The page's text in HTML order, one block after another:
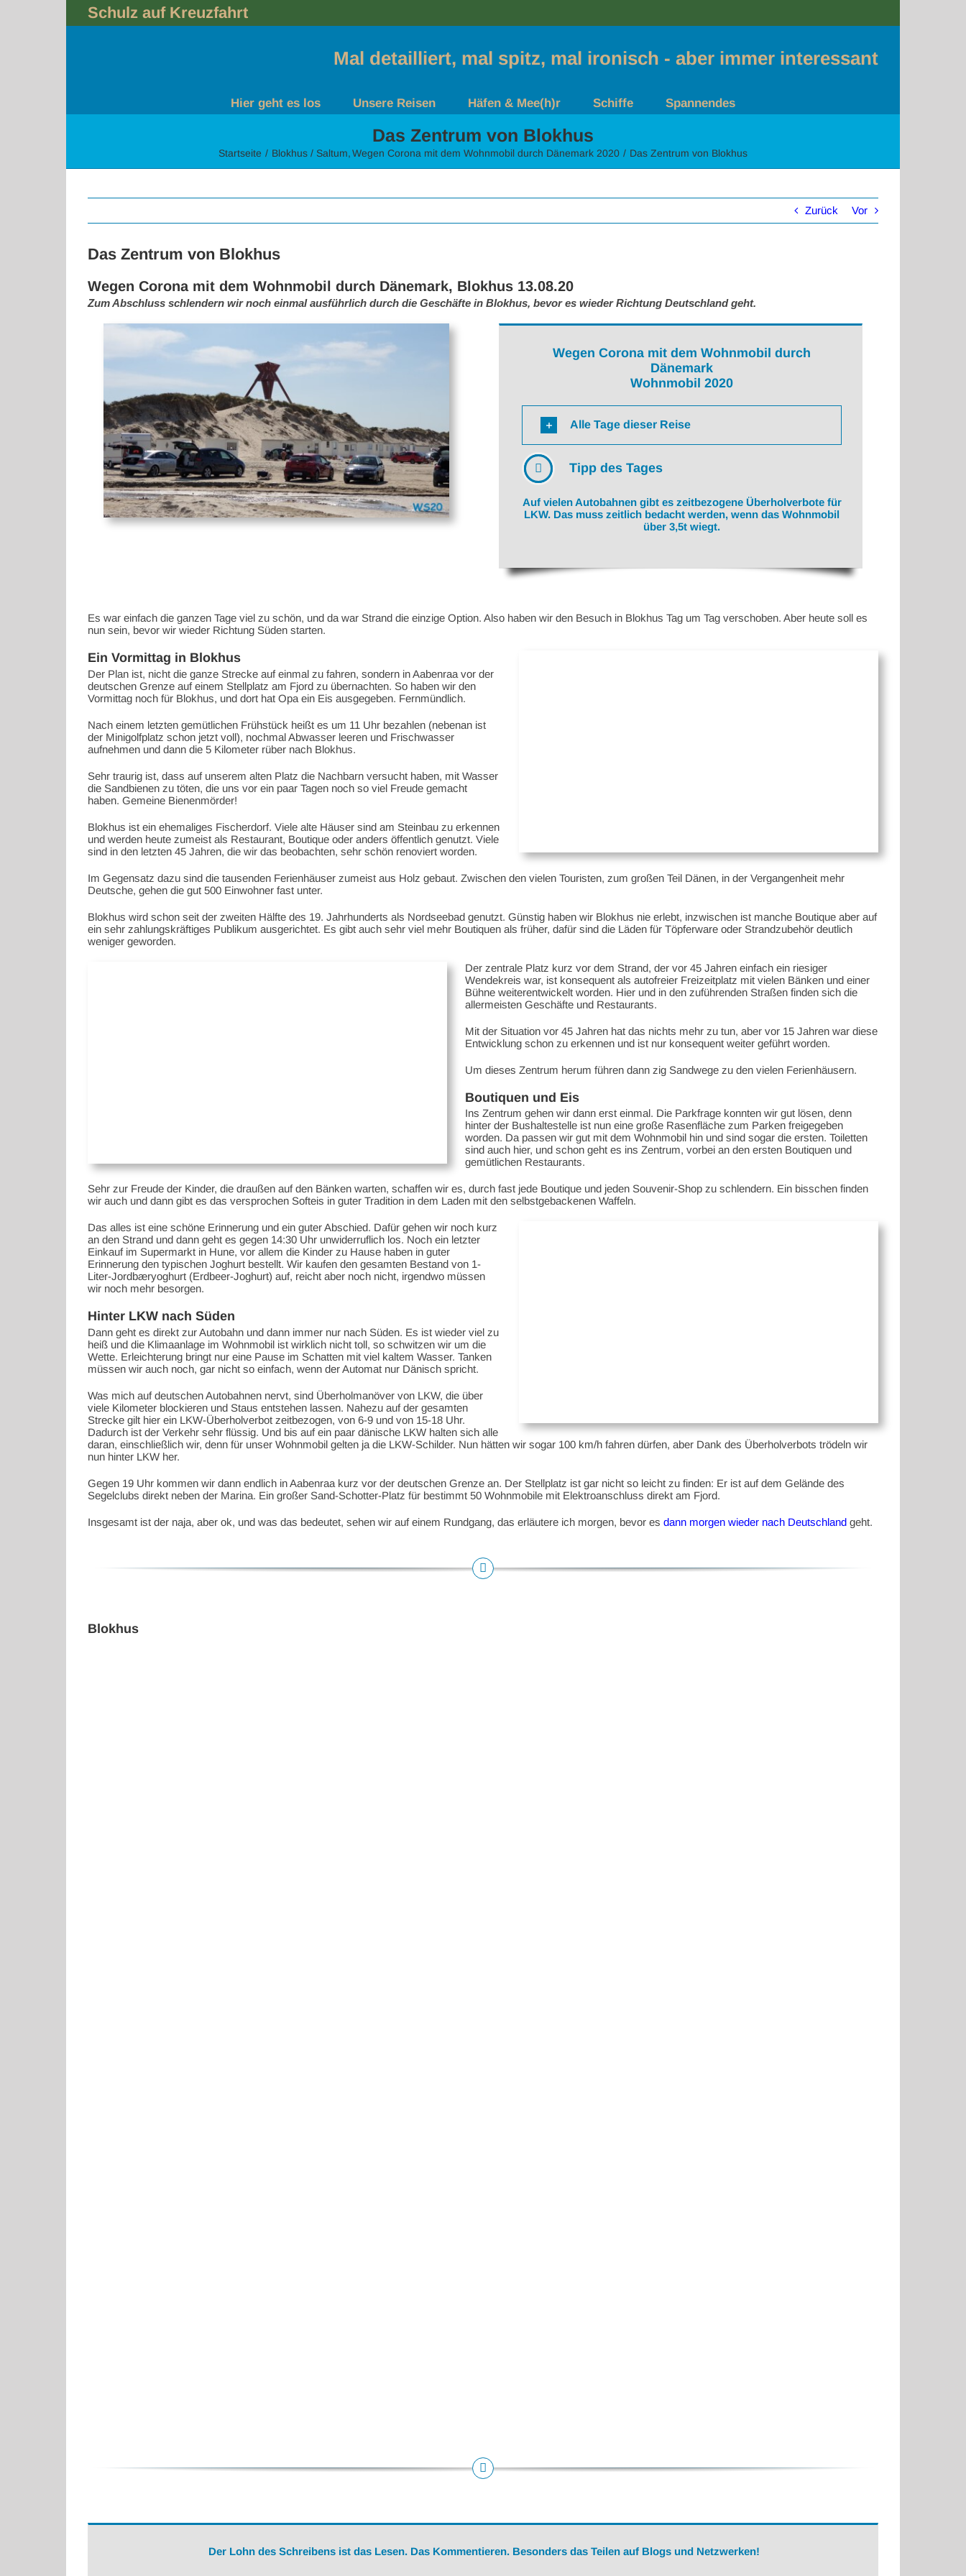
Schulz auf Kreuzfahrt
Mal detailliert, mal spitz, mal ironisch - aber immer interessant
Hier geht es los Unsere Reisen Häfen & Mee(h)r Schiffe Spannendes
Das Zentrum von Blokhus
Startseite Blokhus / Saltum Wegen Corona mit dem Wohnmobil durch Dänemark 2020 Das Zentrum von Blokhus
Zurück Vor
Das Zentrum von Blokhus
Wegen Corona mit dem Wohnmobil durch Dänemark, Blokhus 13.08.20
Zum Abschluss schlendern wir noch einmal ausführlich durch die Geschäfte in Blokhus, bevor es wieder Richtung Deutschland geht.
Wegen Corona mit dem Wohnmobil durch
Dänemark
Wohnmobil 2020
Alle Tage dieser Reise
Tipp des Tages
Auf vielen Autobahnen gibt es zeitbezogene Überholverbote für
LKW. Das muss zeitlich bedacht werden, wenn das Wohnmobil
über 3,5t wiegt.
Es war einfach die ganzen Tage viel zu schön, und da war Strand die einzige Option. Also haben wir den Besuch in Blokhus Tag um Tag verschoben. Aber heute soll es
nun sein, bevor wir wieder Richtung Süden starten.
Ein Vormittag in Blokhus
Der Plan ist, nicht die ganze Strecke auf einmal zu fahren, sondern in Aabenraa vor der
deutschen Grenze auf einem Stellplatz am Fjord zu übernachten. So haben wir den
Vormittag noch für Blokhus, und dort hat Opa ein Eis ausgegeben. Fernmündlich.
Nach einem letzten gemütlichen Frühstück heißt es um 11 Uhr bezahlen (nebenan ist
der Minigolfplatz schon jetzt voll), nochmal Abwasser leeren und Frischwasser
aufnehmen und dann die 5 Kilometer rüber nach Blokhus.
Sehr traurig ist, dass auf unserem alten Platz die Nachbarn versucht haben, mit Wasser
die Sandbienen zu töten, die uns vor ein paar Tagen noch so viel Freude gemacht
haben. Gemeine Bienenmörder!
Blokhus ist ein ehemaliges Fischerdorf. Viele alte Häuser sind am Steinbau zu erkennen
und werden heute zumeist als Restaurant, Boutique oder anders öffentlich genutzt. Viele
sind in den letzten 45 Jahren, die wir das beobachten, sehr schön renoviert worden.
Im Gegensatz dazu sind die tausenden Ferienhäuser zumeist aus Holz gebaut. Zwischen den vielen Touristen, zum großen Teil Dänen, in der Vergangenheit mehr
Deutsche, gehen die gut 500 Einwohner fast unter.
Blokhus wird schon seit der zweiten Hälfte des 19. Jahrhunderts als Nordseebad genutzt. Günstig haben wir Blokhus nie erlebt, inzwischen ist manche Boutique aber auf
ein sehr zahlungskräftiges Publikum ausgerichtet. Es gibt auch sehr viel mehr Boutiquen als früher, dafür sind die Läden für Töpferware oder Strandzubehör deutlich
weniger geworden.
Der zentrale Platz kurz vor dem Strand, der vor 45 Jahren einfach ein riesiger
Wendekreis war, ist konsequent als autofreier Freizeitplatz mit vielen Bänken und einer
Bühne weiterentwickelt worden. Hier und in den zuführenden Straßen finden sich die
allermeisten Geschäfte und Restaurants.
Mit der Situation vor 45 Jahren hat das nichts mehr zu tun, aber vor 15 Jahren war diese
Entwicklung schon zu erkennen und ist nur konsequent weiter geführt worden.
Um dieses Zentrum herum führen dann zig Sandwege zu den vielen Ferienhäusern.
Boutiquen und Eis
Ins Zentrum gehen wir dann erst einmal. Die Parkfrage konnten wir gut lösen, denn
hinter der Bushaltestelle ist nun eine große Rasenfläche zum Parken freigegeben
worden. Da passen wir gut mit dem Wohnmobil hin und sind sogar die ersten. Toiletten
sind auch hier, und schon geht es ins Zentrum, vorbei an den ersten Boutiquen und
gemütlichen Restaurants.
Sehr zur Freude der Kinder, die draußen auf den Bänken warten, schaffen wir es, durch fast jede Boutique und jeden Souvenir-Shop zu schlendern. Ein bisschen finden
wir auch und dann gibt es das versprochen Softeis in guter Tradition in dem Laden mit den selbstgebackenen Waffeln.
Das alles ist eine schöne Erinnerung und ein guter Abschied. Dafür gehen wir noch kurz
an den Strand und dann geht es gegen 14:30 Uhr unwiderruflich los. Noch ein letzter
Einkauf im Supermarkt in Hune, vor allem die Kinder zu Hause haben in guter
Erinnerung den typischen Joghurt bestellt. Wir kaufen den gesamten Bestand von 1-
Liter-Jordbæryoghurt (Erdbeer-Joghurt) auf, reicht aber noch nicht, irgendwo müssen
wir noch mehr besorgen.
Hinter LKW nach Süden
Dann geht es direkt zur Autobahn und dann immer nur nach Süden. Es ist wieder viel zu
heiß und die Klimaanlage im Wohnmobil ist wirklich nicht toll, so schwitzen wir um die
Wette. Erleichterung bringt nur eine Pause im Schatten mit viel kaltem Wasser. Tanken
müssen wir auch noch, gar nicht so einfach, wenn der Automat nur Dänisch spricht.
Was mich auf deutschen Autobahnen nervt, sind Überholmanöver von LKW, die über
viele Kilometer blockieren und Staus entstehen lassen. Nahezu auf der gesamten
Strecke gilt hier ein LKW-Überholverbot zeitbezogen, von 6-9 und von 15-18 Uhr.
Dadurch ist der Verkehr sehr flüssig. Und bis auf ein paar dänische LKW halten sich alle
daran, einschließlich wir, denn für unser Wohnmobil gelten ja die LKW-Schilder. Nun hätten wir sogar 100 km/h fahren dürfen, aber Dank des Überholverbots trödeln wir
nun hinter LKW her.
Gegen 19 Uhr kommen wir dann endlich in Aabenraa kurz vor der deutschen Grenze an. Der Stellplatz ist gar nicht so leicht zu finden: Er ist auf dem Gelände des
Segelclubs direkt neben der Marina. Ein großer Sand-Schotter-Platz für bestimmt 50 Wohnmobile mit Elektroanschluss direkt am Fjord.
Insgesamt ist der naja, aber ok, und was das bedeutet, sehen wir auf einem Rundgang, das erläutere ich morgen, bevor es dann morgen wieder nach Deutschland geht.
Blokhus
Der Lohn des Schreibens ist das Lesen. Das Kommentieren. Besonders das Teilen auf Blogs und Netzwerken!